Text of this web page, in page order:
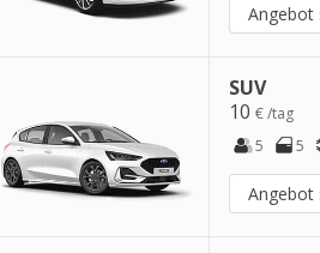
Angebot
SUV
10€ /tag
5
5
Angebot